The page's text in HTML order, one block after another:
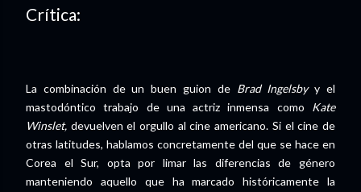
Crítica:
La combinación de un buen guion de Brad Ingelsbyy el
mastodóntico trabajo de una actriz inmensa como Kate
Winslet, devuelven el orgullo al cine americano. Si el cine de
otras latitudes, hablamos concretamente del que se hace en
Corea el Sur, opta por limar las diferencias de género
manteniendo aquello que ha marcado históricamente la